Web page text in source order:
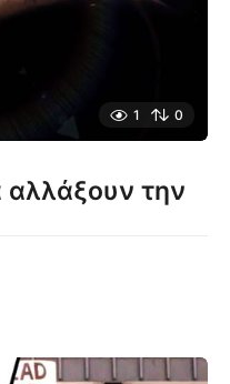
1 0
την